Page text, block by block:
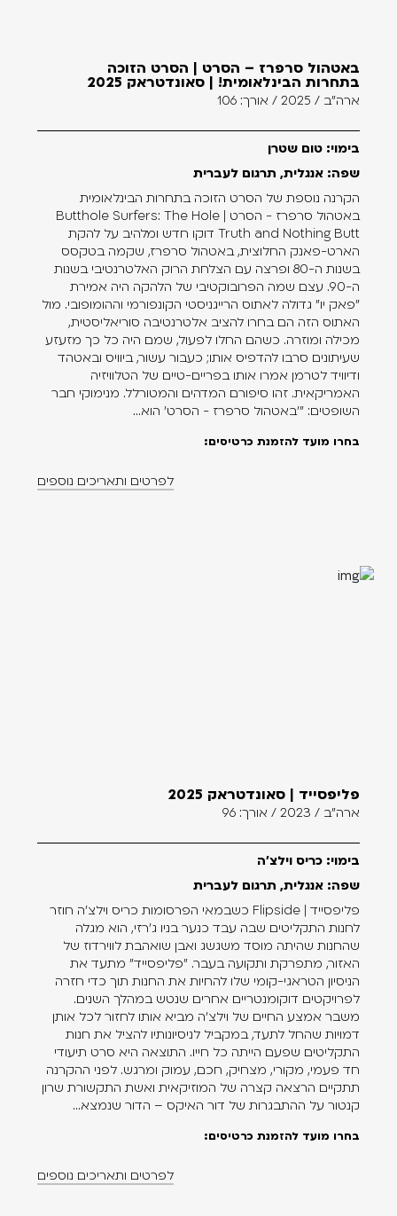
באטהול סרפרז – הסרט | הסרט הזוכה
בתחרות הבינלאומית! | סאונדטראק 2025
ארה"ב / 2025 / אורך: 106
בימוי: טום שטרן
שפה: אנגלית, תרגום לעברית
הקרנה נוספת של הסרט הזוכה בתחרות הבינלאומית
באטהול סרפרז - הסרט | Butthole Surfers: The Hole
Truth and Nothing Butt דוקו חדש ומלהיב על להקת
הארט-פאנק החלוצית, באטהול סרפרז, שקמה בטקסס
בשנות ה-80 ופרצה עם הצלחת הרוק האלטרנטיבי בשנות
ה-90. עצם שמה הפרובוקטיבי של הלהקה היה אמירת
"פאק יו" גדולה לאתוס הרייגניסטי הקונפורמי וההומופובי. מול
האתוס הזה הם בחרו להציב אלטרנטיבה סוריאליסטית,
מכילה ומוזרה. כשהם החלו לפעול, שמם היה כל כך מזעזע
שעיתונים סרבו להדפיס אותו; כעבור עשור, ביוויס ובאטהד
ודיוויד לטרמן אמרו אותו בפריים-טיים של הטלוויזיה
האמריקאית. זהו סיפורם המדהים והמטורלל. מנימוקי חבר
השופטים: "'באטהול סרפרז - הסרט' הוא...
בחרו מועד להזמנת כרטיסים:
לפרטים ותאריכים נוספים
פליפסייד | סאונדטראק 2025
ארה"ב / 2023 / אורך: 96
בימוי: כריס וילצ'ה
שפה: אנגלית, תרגום לעברית
פליפסייד | Flipside כשבמאי הפרסומות כריס וילצ'ה חוזר
לחנות התקליטים שבה עבד כנער בניו ג'רזי, הוא מגלה
שהחנות שהיתה מוסד משגשג ואבן שואהבת לווירדוז של
האזור, מתפרקת ותקועה בעבר. "פליפסייד" מתעד את
הניסיון הטראגי-קומי שלו להחיות את החנות תוך כדי חזרה
לפרויקטים דוקומנטריים אחרים שנטש במהלך השנים.
משבר אמצע החיים של וילצ'ה מביא אותו לחזור לכל אותן
דמויות שהחל לתעד, במקביל לניסיונותיו להציל את חנות
התקליטים שפעם הייתה כל חייו. התוצאה היא סרט תיעודי
חד פעמי, מקורי, מצחיק, חכם, עמוק ומרגש. לפני ההקרנה
תתקיים הרצאה קצרה של המוזיקאית ואשת התקשורת שרון
קנטור על ההתבגרות של דור האיקס – הדור שנמצא...
בחרו מועד להזמנת כרטיסים:
לפרטים ותאריכים נוספים